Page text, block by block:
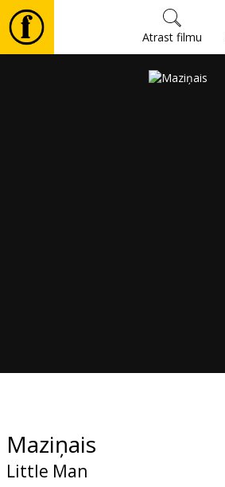
Atrast filmu
B2B
Maziņais
Little Man